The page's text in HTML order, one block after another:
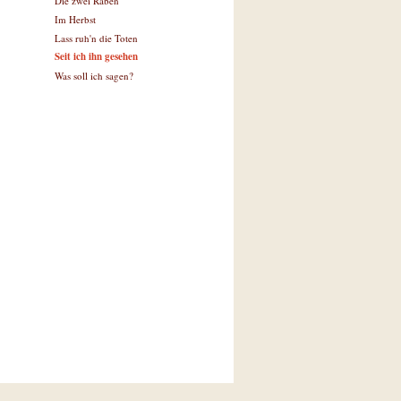
Im Herbst
Lass ruh'n die Toten
Seit ich ihn gesehen
Was soll ich sagen?